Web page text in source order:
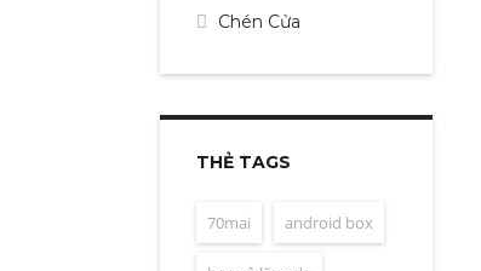
Chén Cửa
THẺ TAGS
70mai android box